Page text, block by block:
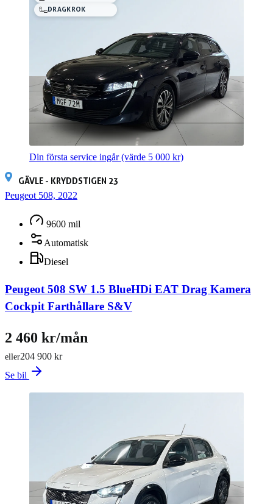
DRAGKROK
Din första service ingår (värde 5 000 kr)
GÄVLE - KRYDDSTIGEN 23
Peugeot 508, 2022
9600 mil
Automatisk
Diesel
Peugeot 508 SW 1.5 BlueHDi EAT Drag Kamera
Cockpit Farthållare S&V
204 900 kr
eller
2 460 kr/mån
Se bil